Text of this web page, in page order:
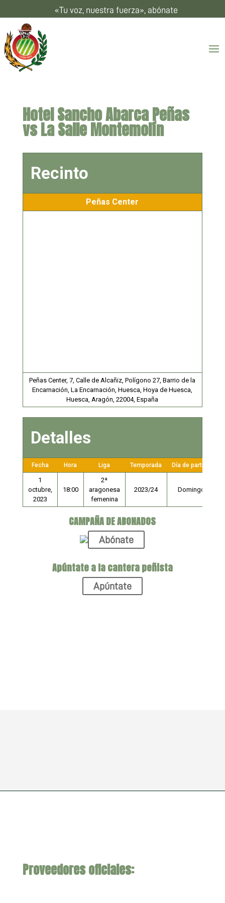
«Tu voz, nuestra fuerza», abónate
Hotel Sancho Abarca Peñas
vs La Salle Montemolín
Recinto
Peñas Center
Peñas Center, 7, Calle de Alcañiz, Polígono 27, Barrio de la
Encarnación, La Encarnación, Huesca, Hoya de Huesca,
Huesca, Aragón, 22004, España
Detalles
Fecha Hora Liga Temporada Día de partido
1
octubre,
2023
18:00
2ª
aragonesa
femenina
2023/24 Domingo
CAMPAÑA DE ABONADOS
Abónate
Apúntate a la cantera peñista
Apúntate
Proveedores oficiales: